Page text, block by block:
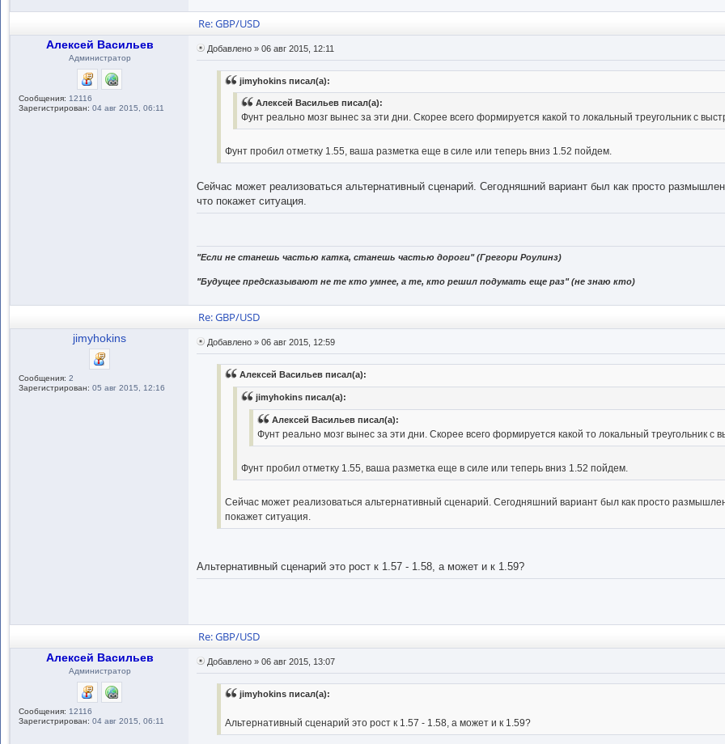
Re: GBP/USD
Алексей Васильев
Администратор
Сообщения: 12116
Зарегистрирован: 04 авг 2015, 06:11
Добавлено » 06 авг 2015, 12:11
jimyhokins писал(а):
Алексей Васильев писал(а):
Фунт реально мозг вынес за эти дни. Скорее всего формируется какой то локальный треугольник с
Фунт пробил отметку 1.55, ваша разметка еще в силе или теперь вниз 1.52 пойдем.
Сейчас может реализоваться альтернативный сценарий. Сегодняшний вариант был как просто
что покажет ситуация.
"Если не станешь частью катка, станешь частью дороги" (Грегори Роулинз)
"Будущее предсказывают не те кто умнее, а те, кто решил подумать еще раз" (не знаю кто)
Re: GBP/USD
jimyhokins
Сообщения: 2
Зарегистрирован: 05 авг 2015, 12:16
Добавлено » 06 авг 2015, 12:59
Алексей Васильев писал(а):
jimyhokins писал(а):
Алексей Васильев писал(а):
Фунт реально мозг вынес за эти дни. Скорее всего формируется какой то локальный треугольник с
Фунт пробил отметку 1.55, ваша разметка еще в силе или теперь вниз 1.52 пойдем.
Сейчас может реализоваться альтернативный сценарий. Сегодняшний вариант был как просто
покажет ситуация.
Альтернативный сценарий это рост к 1.57 - 1.58, а может и к 1.59?
Re: GBP/USD
Алексей Васильев
Администратор
Сообщения: 12116
Зарегистрирован: 04 авг 2015, 06:11
Добавлено » 06 авг 2015, 13:07
jimyhokins писал(а):
Альтернативный сценарий это рост к 1.57 - 1.58, а может и к 1.59?